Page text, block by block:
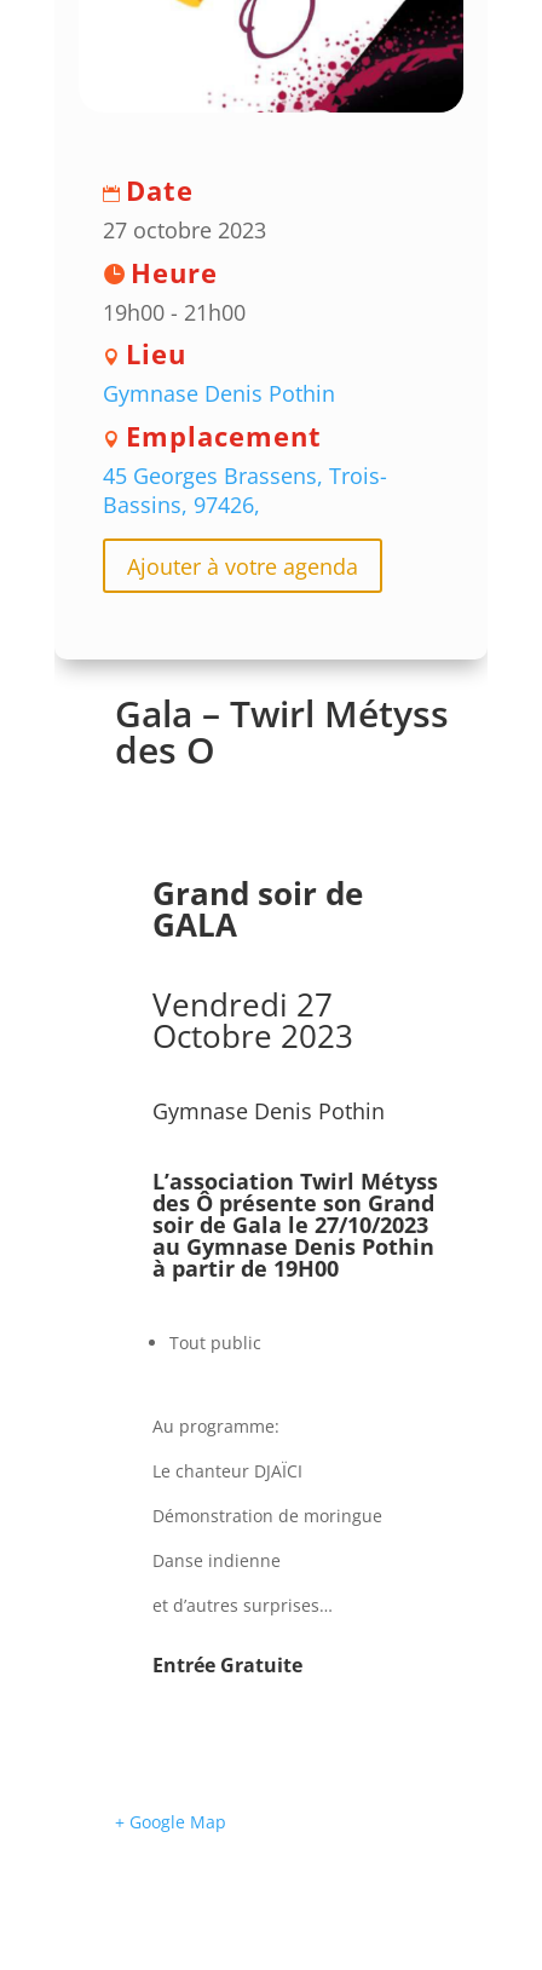
Date
27 octobre 2023
Heure
19h00 - 21h00
Lieu
Gymnase Denis Pothin
Emplacement
45 Georges Brassens, Trois-
Bassins, 97426,
Ajouter à votre agenda
Gala – Twirl Métyss
des O
Grand soir de
GALA
Vendredi 27
Octobre 2023
Gymnase Denis Pothin
L’association Twirl Métyss
des Ô présente son Grand
soir de Gala le 27/10/2023
au Gymnase Denis Pothin
à partir de 19H00
Tout public
Au programme:
Le chanteur DJAÏCI
Démonstration de moringue
Danse indienne
et d’autres surprises…
Entrée Gratuite
+ Google Map